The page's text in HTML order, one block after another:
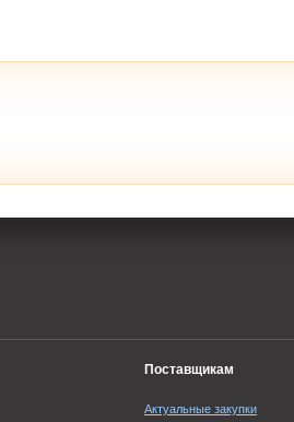
Поставщикам
Актуальные закупки